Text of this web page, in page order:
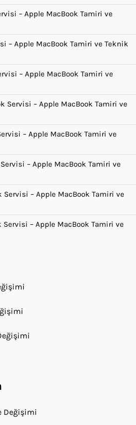
– Apple MacBook Tamiri ve
– Apple MacBook Tamiri ve Teknik
– Apple MacBook Tamiri ve
Servisi – Apple MacBook Tamiri ve
– Apple MacBook Tamiri ve
– Apple MacBook Tamiri ve
Servisi – Apple MacBook Tamiri ve
Servisi – Apple MacBook Tamiri ve
Değişimi